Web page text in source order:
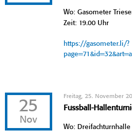
Wo: Gasometer
Zeit: 19.00 Uhr
https://gasometer.li/?
25
Nov
Freitag, 25. November
Fussball-
Wo: Dreifachturnhalle